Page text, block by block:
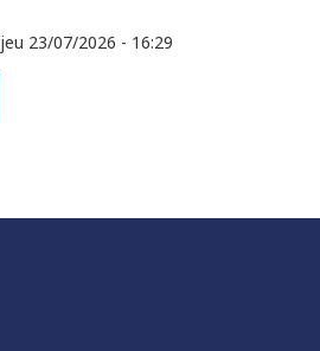
jeu 23/07/2026 - 16:29